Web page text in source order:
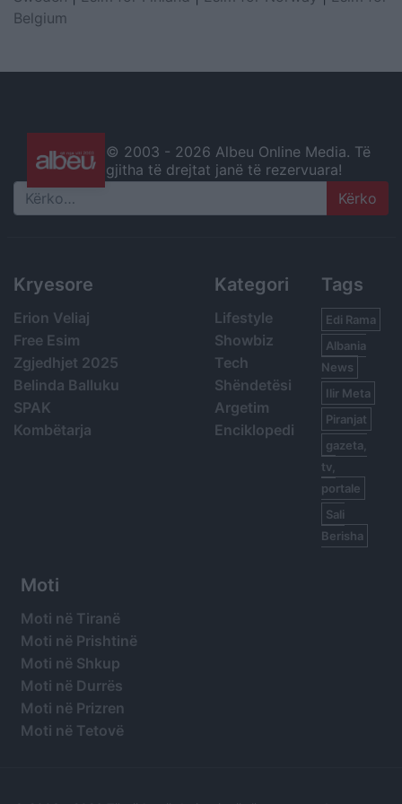
Belgium
© 2003 - 2026 Albeu Online Media. Të
gjitha të drejtat janë të rezervuara!
Search
Kryesore
Erion Veliaj
Free Esim
Zgjedhjet 2025
Belinda Balluku
SPAK
Kombëtarja
Kategori
Lifestyle
Showbiz
Tech
Shëndetësi
Argetim
Enciklopedi
Tags
Edi Rama
Albania
News
Ilir Meta
Piranjat
gazeta,
tv,
portale
Sali
Berisha
Moti
Moti në Tiranë
Moti në Prishtinë
Moti në Shkup
Moti në Durrës
Moti në Prizren
Moti në Tetovë